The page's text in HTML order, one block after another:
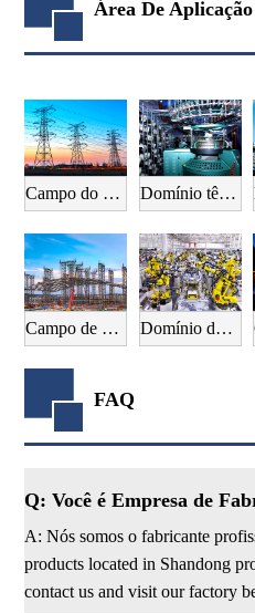
Área De Aplicação
Campo do equipamento eléctrico Domínio têxtil
Campo de construção Domínio da indústria automóvel
FAQ
Q: Você é Empresa de
A: Nós somos o fabricante
products located in Shandong
contact us and visit our factory